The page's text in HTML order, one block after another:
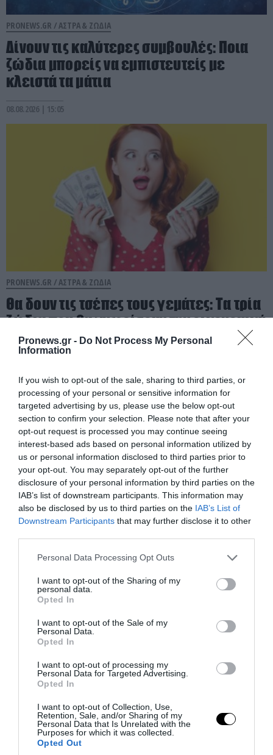
Pronews.gr - Do Not Process My Personal
Information
If you wish to opt-out of the sale, sharing to third parties, or
processing of your personal or sensitive information for
targeted advertising by us, please use the below opt-out
section to confirm your selection. Please note that after your
opt-out request is processed you may continue seeing
interest-based ads based on personal information utilized by
us or personal information disclosed to third parties prior to
your opt-out. You may separately opt-out of the further
disclosure of your personal information by third parties on the
IAB’s list of downstream participants. This information may
also be disclosed by us to third parties on the IAB’s List of
Downstream Participants that may further disclose it to other
Please note that this website/app uses one or more Google
not limited to your visit or usage behaviour. You may click to
grant or deny consent to Google and its third-party tags to
use your data for below specified purposes in below Google
consent section.
Personal Data Processing Opt Outs
I want to opt-out of the Sharing of my
personal data.
Opted In
I want to opt-out of the Sale of my
Personal Data.
Opted In
I want to opt-out of processing my
Personal Data for Targeted Advertising.
Opted In
I want to opt-out of Collection, Use,
Retention, Sale, and/or Sharing of my
Personal Data that Is Unrelated with the
Purposes for which it was collected.
Opted Out
PRONEWS.GR /ΑΣΤΡΑ & ΖΩΔΙΑ
Δίνουν τις καλύτερες συμβουλές: Ποια
ζώδια μπορείς να εμπιστευτείς με
κλειστά τα μάτια
08.08.2026 | 15:05
PRONEWS.GR /ΑΣΤΡΑ & ΖΩΔΙΑ
Θα δουν τις τσέπες τους γεμάτες: Τα τρία
ζώδια που θα γνωρίσουν την οικονομική
επιτυχία τον Αύγουστο
PRONEWS.GR /ΑΣΤΡΑ & ΖΩΔΙΑ
Τα τέσσερα ζώδια που θα ζήσουν
μεγάλες ερωτικές αλλαγές μέχρι το
τέλος του καλοκαιριού
07.08.2026 | 13:39